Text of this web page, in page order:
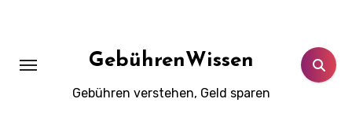
GebührenWissen
Gebühren verstehen, Geld sparen